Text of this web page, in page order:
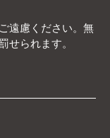
遠慮ください。無
せられます。